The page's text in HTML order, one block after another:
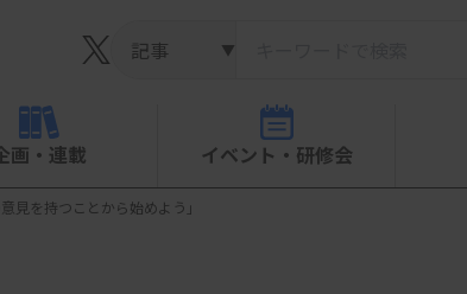
▼
画・連載 イベント・研修会
見を持つことから始めよう」